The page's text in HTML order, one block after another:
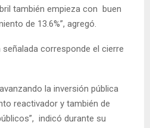
también empieza con buen
de 13.6%”, agregó.
corresponde el cierre
la inversión pública
reactivador y también de
indicó durante su